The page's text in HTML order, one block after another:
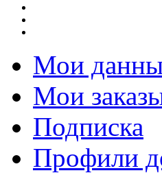
Мои
Мои
Подписка
Профили